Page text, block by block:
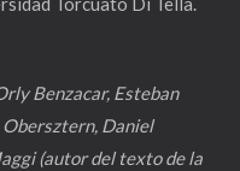
Benzacar, Esteban
Obersztern, Daniel
(autor del texto de la